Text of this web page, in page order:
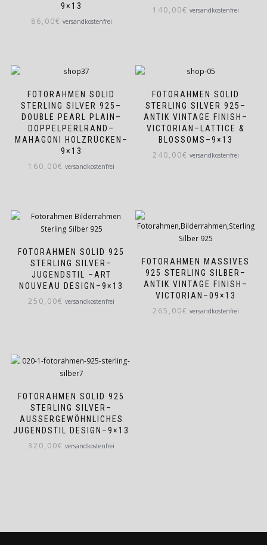
9×13
86,00€ versandkostenfrei
140,00€ versandkostenfrei
FOTORAHMEN SOLID
STERLING SILVER 925–
DOUBLE PEARL PLAIN–
DOPPELPERLRAND–
MAHAGONI HOLZRÜCKEN–
9×13
160,00€ versandkostenfrei
FOTORAHMEN SOLID
STERLING SILVER 925–
ANTIK VINTAGE FINISH–
VICTORIAN–LATTICE &
BLOSSOMS–9×13
240,00€ versandkostenfrei
FOTORAHMEN SOLID 925
STERLING SILVER–
JUGENDSTIL –ART
NOUVEAU DESIGN–9×13
250,00€ versandkostenfrei
FOTORAHMEN MASSIVES
925 STERLING SILBER–
ANTIK VINTAGE FINISH–
VICTORIAN–09×13
265,00€ versandkostenfrei
FOTORAHMEN SOLID 925
STERLING SILVER–
AUSSERGEWÖHNLICHES
JUGENDSTIL DESIGN–9×13
320,00€ versandkostenfrei